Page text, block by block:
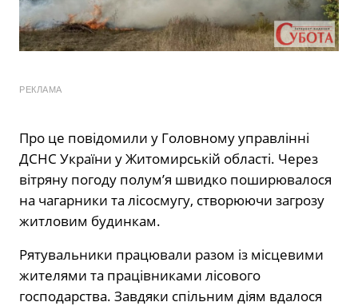
РЕКЛАМА
Про це повідомили у Головному управлінні
ДСНС України у Житомирській області. Через
вітряну погоду полум’я швидко поширювалося
на чагарники та лісосмугу, створюючи загрозу
житловим будинкам.
Рятувальники працювали разом із місцевими
жителями та працівниками лісового
господарства. Завдяки спільним діям вдалося